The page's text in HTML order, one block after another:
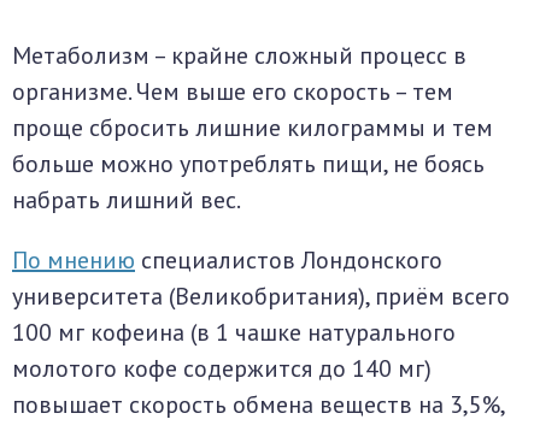
Метаболизм – крайне сложный процесс в
организме. Чем выше его скорость – тем
проще сбросить лишние килограммы и тем
больше можно употреблять пищи, не боясь
набрать лишний вес.
По мнению специалистов Лондонского
университета (Великобритания), приём всего
100 мг кофеина (в 1 чашке натурального
молотого кофе содержится до 140 мг)
повышает скорость обмена веществ на 3,5%,